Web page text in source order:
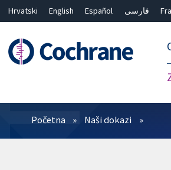
Hrvatski English Español فارسی
Prečistači
Početna Naši dokazi